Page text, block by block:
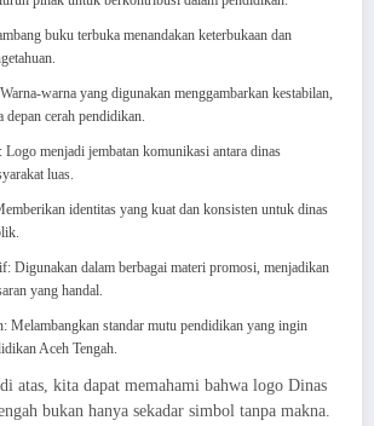
buku terbuka menandakan keterbukaan dan
warna yang digunakan menggambarkan kestabilan,
depan cerah pendidikan.
menjadi jembatan komunikasi antara dinas
luas.
identitas yang kuat dan konsisten untuk dinas
Digunakan dalam berbagai materi promosi, menjadikan
yang handal.
Melambangkan standar mutu pendidikan yang ingin
Aceh Tengah.
atas, kita dapat memahami bahwa logo Dinas
bukan hanya sekadar simbol tanpa makna.